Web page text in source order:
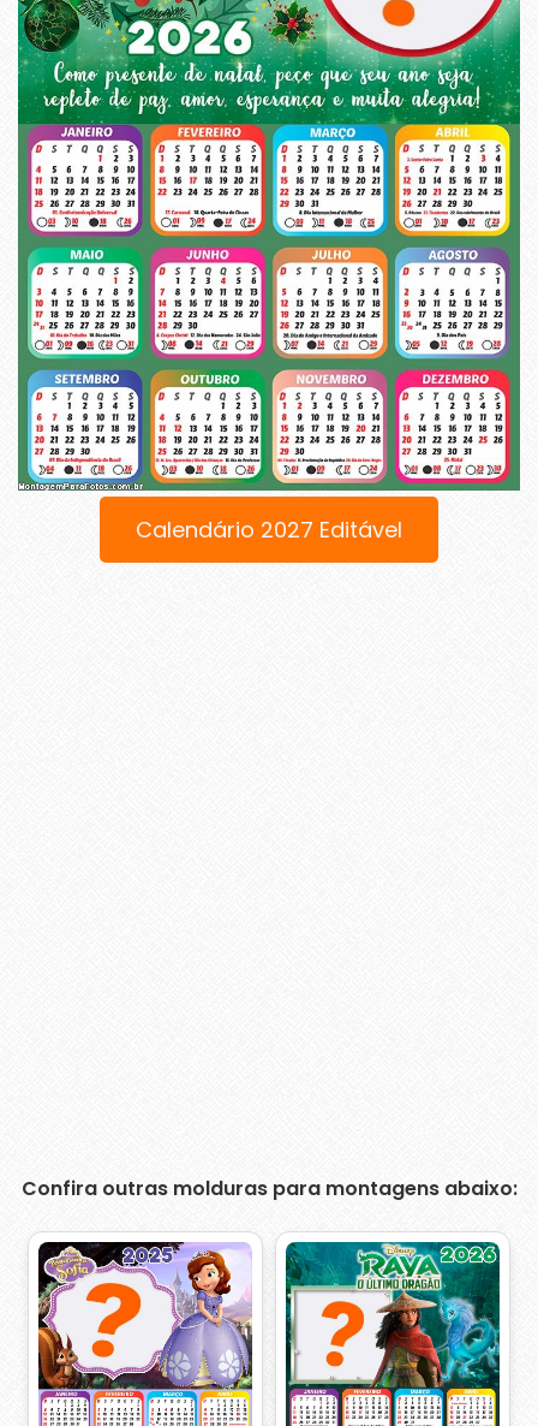
Calendário 2027 Editável
Confira outras molduras para montagens abaixo: